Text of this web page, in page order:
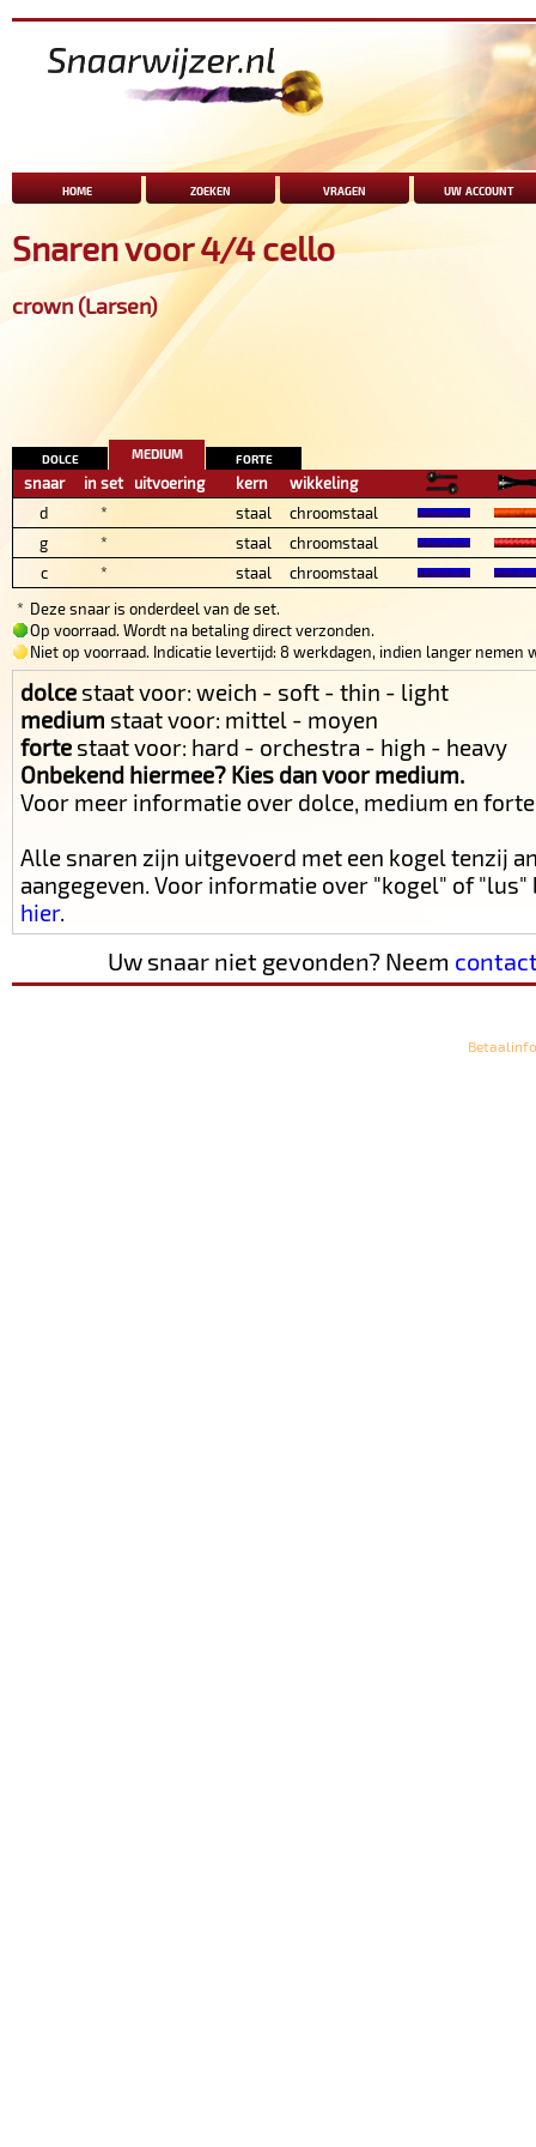
home zoeken vragen uw account
Snaren voor 4/4 cello
crown (Larsen)
dolce medium forte
snaar in set uitvoering kern
wikkeling
d
* staal
chroomstaal
g
* staal
chroomstaal
c
* staal
chroomstaal
* Deze snaar is onderdeel van de set.
Op voorraad. Wordt na betaling direct verzonden.
Niet op voorraad. Indicatie levertijd: 8 werkdagen, indien langer nemen
dolce staat voor: weich - soft - thin - light
medium staat voor: mittel - moyen
forte staat voor: hard - orchestra - high - heavy
Onbekend hiermee? Kies dan voor medium.
Voor meer informatie over dolce, medium en
Alle snaren zijn uitgevoerd met een kogel tenzij
aangegeven. Voor informatie over "kogel" of
hier.
Uw snaar niet gevonden? Neem
Betaalinfo